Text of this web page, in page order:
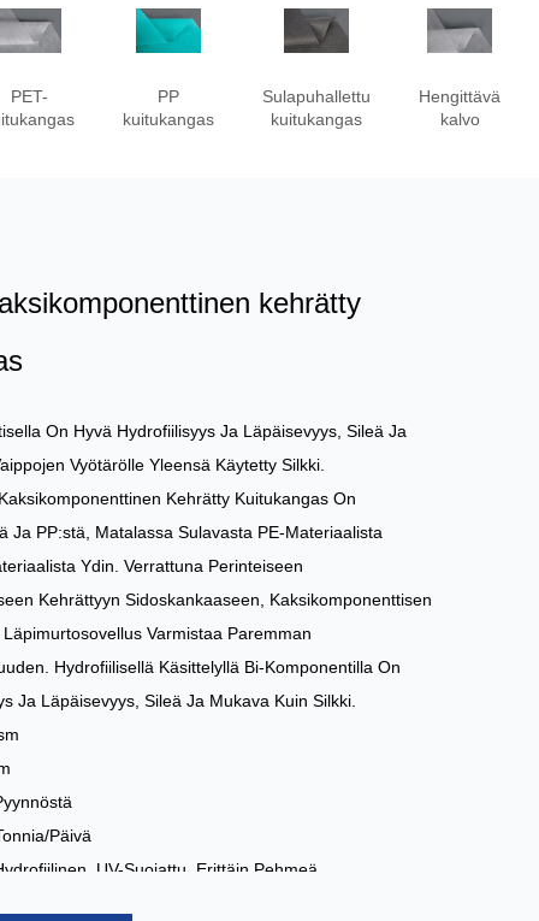
PET-
PP
kuitukangas
Sulapuhallettu
kuitukangas
Hengittävä
kalvo
kehrätty
On Hyvä Hydrofiilisyys Ja Läpäisevyys, Sileä Ja
Vyötärölle Yleensä Käytetty Silkki.
Kaksikomponenttinen Kehrätty Kuitukangas On
Ja PP:stä, Matalassa Sulavasta PE-Materiaalista
Ydin. Verrattuna Perinteiseen
Kehrättyyn Sidoskankaaseen, Kaksikomponenttisen
Varmistaa Paremman
Hydrofiilisellä Käsittelyllä Bi-Komponentilla On
Ja Läpäisevyys, Sileä Ja Mukava Kuin Silkki.
päivä
UV-Suojattu, Erittäin Pehmeä